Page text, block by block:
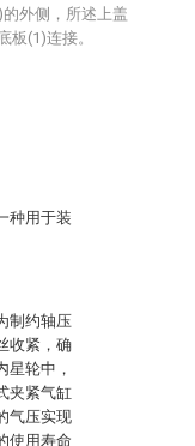
种用于装
制约轴压
收紧，确
星轮中，
夹紧气缸
气压实现
使用寿命
外侧，所述上盖
板(1)连接。